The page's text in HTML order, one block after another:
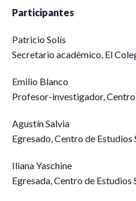
Participantes
Patricio Solís
Secretario académico, El
Emilio Blanco
Profesor-investigador,
Agustín Salvia
Egresado, Centro de
Iliana Yaschine
Egresada, Centro de Estudios